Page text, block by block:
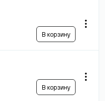
В корзину
В корзину